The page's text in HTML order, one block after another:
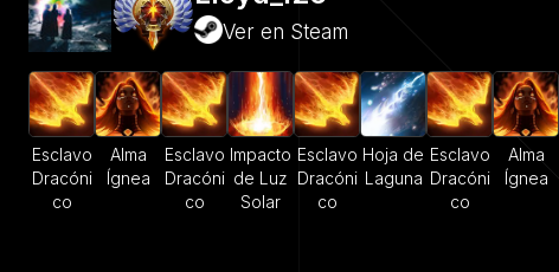
Ver en Steam
Esclavo
Dracóni
co
Alma
Ígnea
Esclavo
Dracóni
co
Impacto
de Luz
Solar
Esclavo
Dracóni
co
Hoja de
Laguna
Esclavo
Dracóni
co
Alma
Ígnea